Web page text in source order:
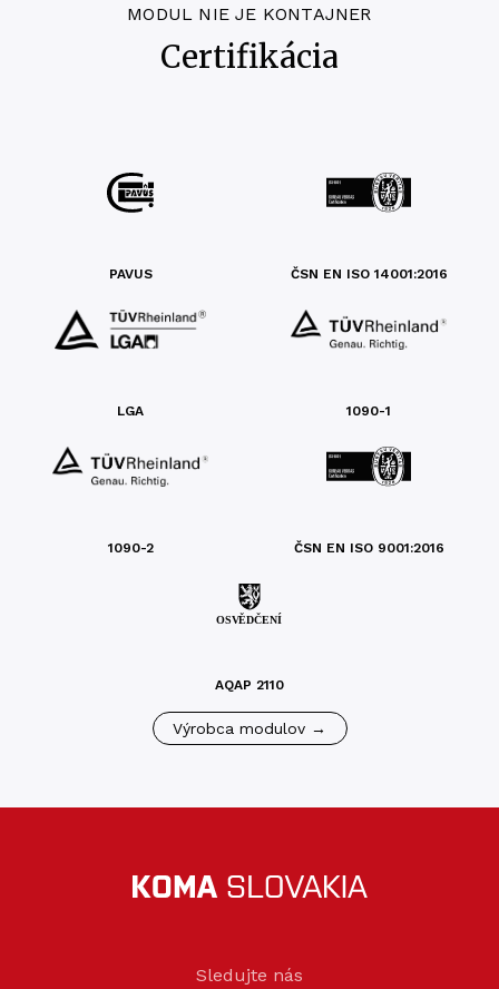
MODUL NIE JE KONTAJNER
Certifikácia
PAVUS ČSN EN ISO 14001:2016
LGA 1090-1
1090-2 ČSN EN ISO 9001:2016
AQAP 2110
Výrobca modulov →
Sledujte nás